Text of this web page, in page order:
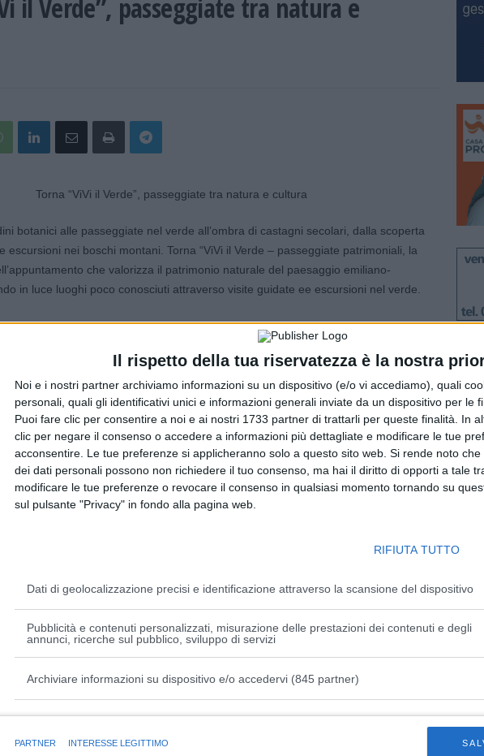
Il rispetto della tua riservatezza è la nostra
Noi e i nostri partner archiviamo informazioni su un dispositivo (e/o vi accediamo), quali
personali, quali gli identificativi unici e informazioni generali inviate da un dispositivo per le
Puoi fare clic per consentire a noi e ai nostri 1733 partner di trattarli per queste finalità. In
clic per negare il consenso o accedere a informazioni più dettagliate e modificare le tue
acconsentire. Le tue preferenze si applicheranno solo a questo sito web. Si rende noto
dei dati personali possono non richiedere il tuo consenso, ma hai il diritto di opporti a tale
modificare le tue preferenze o revocare il consenso in qualsiasi momento tornando su
sul pulsante "Privacy" in fondo alla pagina web.
RIFIUTA TUTTO
Dati di geolocalizzazione precisi e identificazione attraverso la scansione del dispositivo
Pubblicità e contenuti personalizzati, misurazione delle prestazioni dei contenuti e degli
annunci, ricerche sul pubblico, sviluppo di servizi
Archiviare informazioni su dispositivo e/o accedervi (845 partner)
Finalità e caratteristiche speciali
PARTNER INTERESSE LEGITTIMO
il Verde”, passeggiate tra natura e
botanici alle passeggiate nel verde all’ombra di castagni secolari, dalla scoperta
escursioni nei boschi montani. Torna “ViVi il Verde – passeggiate patrimoniali, la
che valorizza il patrimonio naturale del paesaggio emiliano-
in luce luoghi poco conosciuti attraverso visite guidate ee escursioni nel verde.
regionale è stato riservato a soggetti privati no profit (associazioni, istituzioni
settore), per progetti individuali o in rete finalizzati alla scoperta del patrimonio
particolare ai parchi, ai giardini e mulini storici e agli alberi monumentali.
interessano le province di Piacenza, Parma, Reggio Emilia, Modena e
dalla Regione con 40mila euro complessivi.
valorizzano identità territoriali, tradizioni storiche e testimonianze culturali
immersivi e innovativi in luoghi poco noti, rivolti a un pubblico ampio e inclusivo, in
anche per ipovedenti. Si tratta di quattro passeggiate guidate nel paesaggio
un percorso escursionistico di 7,5 km tra gli alberi monumentali e i luoghi di
di Poggio Torriana in Valmarecchia (Rn), quattro passeggiate nell’area
d’Arda (Pc) e tre camminate tra Parma, Carignano e i Boschi di Carrega.
l’impegno per la valorizzazione del nostro territorio- afferma l’assessora
e Paesaggio, Gessica Allegni- e porta a scoprire luoghi in cui natura, storia e
con consapevolezza. Ringrazio gli enti del Terzo settore e le associazioni che
capaci di attivare relazioni, promovete realtà meno conosciute e rendere il
patrimonio naturale più accessibile a tutte e tutti”.
sul sitoPatrimonio culturale della Regione.